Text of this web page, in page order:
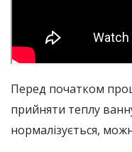
Перед початком
прийняти теплу
нормалізується,